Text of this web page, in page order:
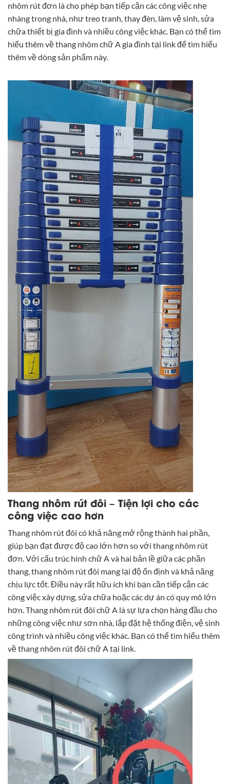
nhôm rút đơn là cho phép bạn tiếp cận các công việc nhẹ
nhàng trong nhà, như treo tranh, thay đèn, làm vệ sinh, sửa
chữa thiết bị gia đình và nhiều công việc khác. Bạn có thể tìm
hiểu thêm về thang nhôm chữ A gia đình tại linkđể tìm hiểu
thêm về dòng sản phẩm này.
Thang nhôm rút đôi – Tiện lợi cho các
công việc cao hơn
Thang nhôm rút đôi có khả năng mở rộng thành hai phần,
giúp bạn đạt được độ cao lớn hơn so với thang nhôm rút
đơn. Với cấu trúc hình chữ A và hai bản lề giữa các phần
thang, thang nhôm rút đôi mang lại độ ổn định và khả năng
chịu lực tốt. Điều này rất hữu ích khi bạn cần tiếp cận các
công việc xây dựng, sửa chữa hoặc các dự án có quy mô lớn
hơn. Thang nhôm rút đôi chữ A là sự lựa chọn hàng đầu cho
những công việc như sơn nhà, lắp đặt hệ thống điện, vệ sinh
công trình và nhiều công việc khác. Bạn có thể tìm hiểu thêm
về thang nhôm rút đôi chữ A tại link